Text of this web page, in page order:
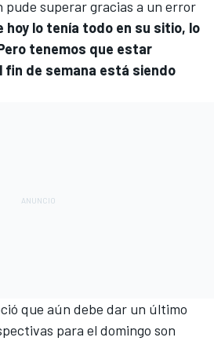
pude superar gracias a un error
hoy lo tenía todo en su sitio, lo
tenemos que estar
de semana está siendo
que aún debe dar un último
para el domingo son